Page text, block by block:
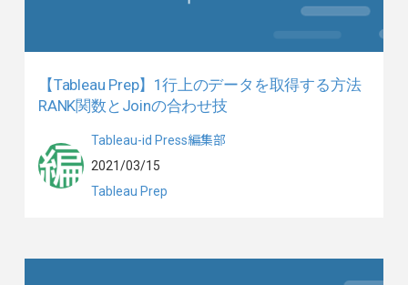
【Tableau Prep】1行上のデータを取得する方法
RANK関数とJoinの合わせ技
Tableau-id Press編集部
2021/03/15
Tableau Prep